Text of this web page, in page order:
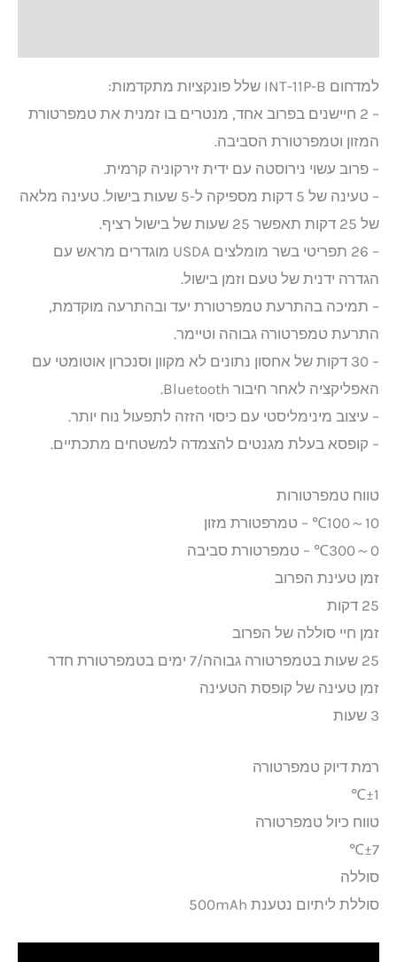
למדחום INT-11P-B שלל פונקציות מתקדמות:
– 2 חיישנים בפרוב אחד, מנטרים בו זמנית את טמפרטורת
המזון וטמפרטורת הסביבה.
– פרוב עשוי נירוסטה עם ידית זירקוניה קרמית.
– טעינה של 5 דקות מספיקה ל-5 שעות בישול. טעינה מלאה
של 25 דקות תאפשר 25 שעות של בישול רציף.
– 26 תפריטי בשר מומלצים USDA מוגדרים מראש עם
הגדרה ידנית של טעם וזמן בישול.
– תמיכה בהתרעת טמפרטורת יעד ובהתרעה מוקדמת,
התרעת טמפרטורה גבוהה וטיימר.
– 30 דקות של אחסון נתונים לא מקוון וסנכרון אוטומטי עם
האפליקציה לאחר חיבור Bluetooth.
– עיצוב מינימליסטי עם כיסוי הזזה לתפעול נוח יותר.
– קופסא בעלת מגנטים להצמדה למשטחים מתכתיים.
טווח טמפרטורות
10～100℃ – טמרפטורת מזון
0～300℃ – טמפרטורת סביבה
זמן טעינת הפרוב
25 דקות
זמן חיי סוללה של הפרוב
25 שעות בטמפרטורה גבוהה/7 ימים בטמפרטורת חדר
זמן טעינה של קופסת הטעינה
3 שעות
רמת דיוק טמפרטורה
±1℃
טווח כיול טמפרטורה
±7℃
סוללה
סוללת ליתיום נטענת 500mAh